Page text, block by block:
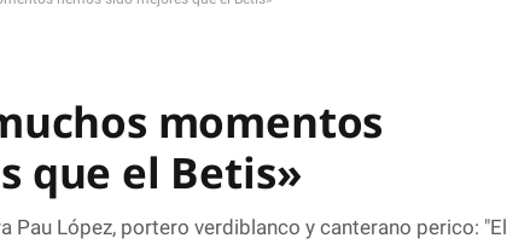
momentos
que el Betis»
López, portero verdiblanco y canterano perico: "El